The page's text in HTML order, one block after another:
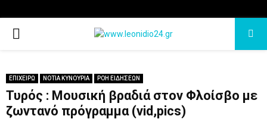
PRIMARY
ΕΠΙΧΕΙΡΩ ΝΟΤΙΑ ΚΥΝΟΥΡΙΑ ΡΟΗ ΕΙΔΗΣΕΩΝ
Τυρός : Μουσική βραδιά στον Φλοίσβο με
ζωντανό πρόγραμμα (vid,pics)